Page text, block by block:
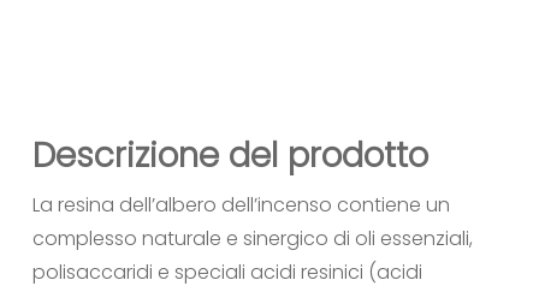
Descrizione del prodotto
La resina dell’albero dell’incenso contiene un
complesso naturale e sinergico di oli essenziali,
polisaccaridi e speciali acidi resinici (acidi